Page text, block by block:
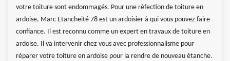
votre toiture sont endommagés. Pour une réfection de toiture en
ardoise, Marc Etancheité 78 est un ardoisier à qui vous pouvez faire
confiance. Il est reconnu comme un expert en travaux de toiture en
ardoise. Il va intervenir chez vous avec professionnalisme pour
réparer votre toiture en ardoise pour la rendre de nouveau étanche.